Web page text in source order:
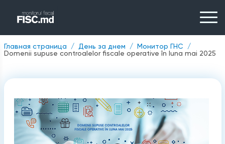
Главная страница День за днем
Монитор ГНС
Domenii supuse controalelor fiscale operative în luna mai 2025